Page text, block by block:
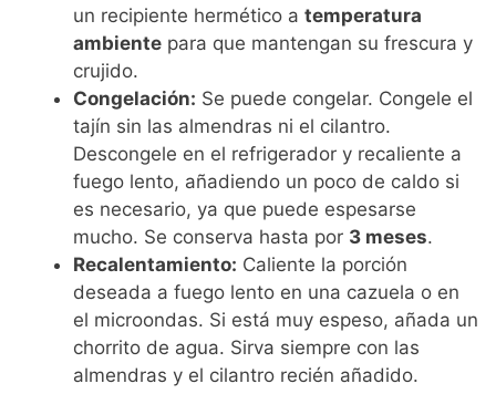
un recipiente hermético atemperatura
ambiente para que mantengan su frescura y
crujido.
Congelación: Se puede congelar. Congele el
tajín sin las almendras ni el cilantro.
Descongele en el refrigerador y recaliente a
fuego lento, añadiendo un poco de caldo si
es necesario, ya que puede espesarse
mucho. Se conserva hasta por 3 meses.
Recalentamiento: Caliente la porción
deseada a fuego lento en una cazuela o en
el microondas. Si está muy espeso, añada un
chorrito de agua. Sirva siempre con las
almendras y el cilantro recién añadido.